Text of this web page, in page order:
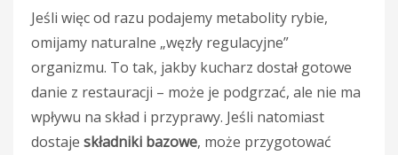
Jeśli więc od razu podajemy metabolity rybie,
omijamy naturalne „węzły regulacyjne”
organizmu. To tak, jakby kucharz dostał gotowe
danie z restauracji – może je podgrzać, ale nie ma
wpływu na skład i przyprawy. Jeśli natomiast
dostaje składniki bazowe, może przygotować